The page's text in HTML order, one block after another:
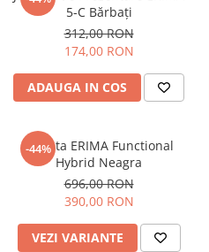
Prim ajutor
Recuperare si incalzire
Saci bulgaresti
Saltele si Tatami
Saci de Box
Greutati Fitness
Linie Kempo
Jachete
Veste
Rucsacuri si genti
Sepci si caciuli
Tape
5-C Bărbați
312,00 RON
174,00 RON
ADAUGA IN COS
-44%
Jacheta ERIMA Functional
Hybrid Neagra
696,00 RON
390,00 RON
VEZI VARIANTE